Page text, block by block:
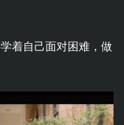
着自己面对困难，做